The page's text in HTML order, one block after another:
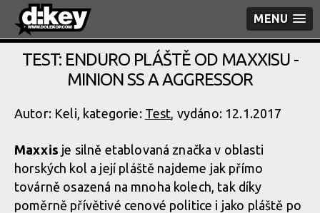
MENU
TEST: ENDURO PLÁŠTĚ OD MAXXISU -
MINION SS A AGGRESSOR
Autor: Keli, kategorie: Test, vydáno: 12.1.2017
Maxxis je silně etablovaná značka v oblasti
horských kol a její pláště najdeme jak přímo
továrně osazená na mnoha kolech, tak díky
poměrně přívětivé cenové politice i jako pláště po